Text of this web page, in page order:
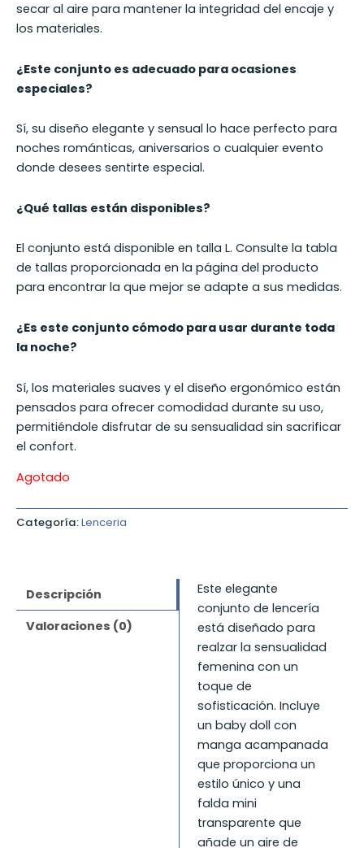
secar al aire para mantener la integridad del encaje y
los materiales.
¿Este conjunto es adecuado para ocasiones
especiales?
Sí, su diseño elegante y sensual lo hace perfecto para
noches románticas, aniversarios o cualquier evento
donde desees sentirte especial.
¿Qué tallas están disponibles?
El conjunto está disponible en talla L. Consulte la tabla
de tallas proporcionada en la página del producto
para encontrar la que mejor se adapte a sus medidas.
¿Es este conjunto cómodo para usar durante toda
la noche?
Sí, los materiales suaves y el diseño ergonómico están
pensados para ofrecer comodidad durante su uso,
permitiéndole disfrutar de su sensualidad sin sacrificar
el confort.
Agotado
Categoría:Lenceria
Descripción
Valoraciones (0)
Este elegante
conjunto de lencería
está diseñado para
realzar la sensualidad
femenina con un
toque de
sofisticación. Incluye
un baby doll con
manga acampanada
que proporciona un
estilo único y una
falda mini
transparente que
añade un aire de